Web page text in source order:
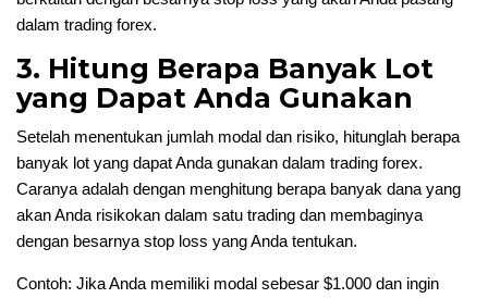
dalam trading forex.
3. Hitung Berapa Banyak Lot
yang Dapat Anda Gunakan
Setelah menentukan jumlah modal dan risiko, hitunglah berapa
banyak lot yang dapat Anda gunakan dalam trading forex.
Caranya adalah dengan menghitung berapa banyak dana yang
akan Anda risikokan dalam satu trading dan membaginya
dengan besarnya stop loss yang Anda tentukan.
Contoh: Jika Anda memiliki modal sebesar $1.000 dan ingin